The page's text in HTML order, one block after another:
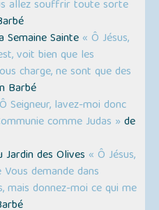
allez souffrir toute sorte
Sainte « Ô Jésus,
voit bien que les
charge, ne sont que des
Barbé
Seigneur, lavez-moi donc
comme Judas » de
des Olives « Ô Jésus,
demande dans
mais donnez-moi ce qui me